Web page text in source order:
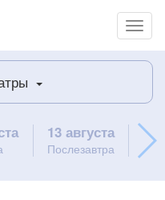
13 августа
Послезавтра
14